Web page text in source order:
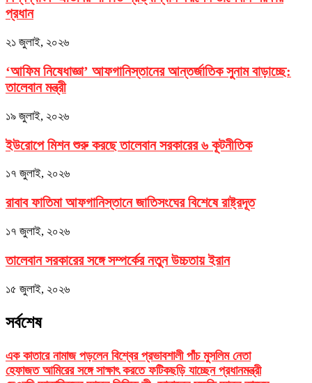
প্রধান
২১ জুলাই, ২০২৬
‘আফিম নিষেধাজ্ঞা’ আফগানিস্তানের আন্তর্জাতিক সুনাম বাড়াচ্ছে:
তালেবান মন্ত্রী
১৯ জুলাই, ২০২৬
ইউরোপে মিশন শুরু করছে তালেবান সরকারের ৬ কূটনীতিক
১৭ জুলাই, ২০২৬
রাবাব ফাতিমা আফগানিস্তানে জাতিসংঘের বিশেষে রাষ্ট্রদূত
১৭ জুলাই, ২০২৬
তালেবান সরকারের সঙ্গে সম্পর্কের নতুন উচ্চতায় ইরান
১৫ জুলাই, ২০২৬
সর্বশেষ
এক কাতারে নামাজ পড়লেন বিশ্বের প্রভাবশালী পাঁচ মুসলিম নেতা
হেফাজত আমিরের সঙ্গে সাক্ষাৎ করতে ফটিকছড়ি যাচ্ছেন প্রধানমন্ত্রী